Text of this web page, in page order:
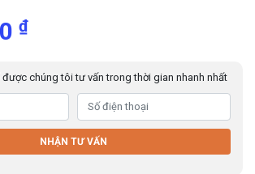
₫
chúng tôi tư vấn trong thời gian nhanh nhất
NHẬN TƯ VẤN